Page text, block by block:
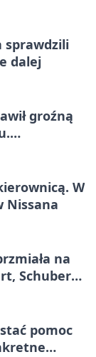
sprawdzili
dalej
groźną
W
Nissana
na
Schubert i
pomoc